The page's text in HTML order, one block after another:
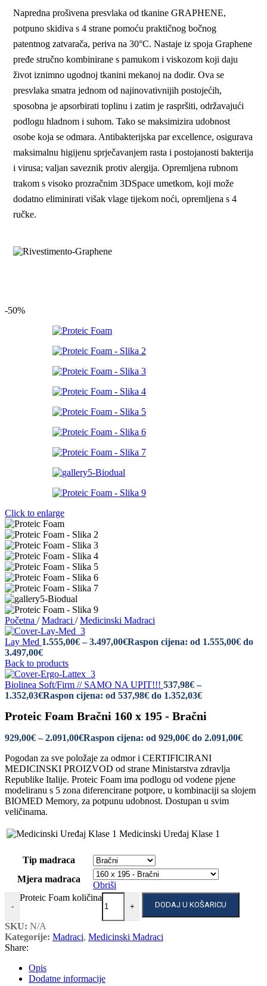
Napredna prošivena presvlaka od tkanine GRAPHENE,
potpuno skidiva s 4 strane pomoću praktičnog bočnog
patentnog zatvarača, periva na 30°C. Nastaje iz spoja Graphene
pređe stručno kombinirane s pamukom i viskozom koji daju
život iznimno ugodnoj tkanini mekanoj na dodir. Ova se
presvlaka smatra jednom od najinovativnijih postojećih,
sposobna je apsorbirati toplinu i zatim je raspršiti, održavajući
podlogu hladnom i suhom. Tako se maksimizira udobnost
osobe koja se odmara. Antibakterijska par excellence, osigurava
maksimalnu higijenu sprječavanjem rasta i postojanosti bakterija
i virusa; valjan saveznik protiv alergija. Opremljena rubnom
trakom s visoko prozračnim 3DSpace umetkom, koji može
dodatno eliminirati višak vlage tijekom noći, opremljena s 4
ručke.
-50%
Click to enlarge
Početna / Madraci / Medicinski Madraci
Lay Med 1.555,00€ – 3.497,00€Raspon cijena: od 1.555,00€ do
3.497,00€
Back to products
Biolinea Soft/Firm // SAMO NA UPIT!!! 537,98€ –
1.352,03€Raspon cijena: od 537,98€ do 1.352,03€
Proteic Foam Bračni 160 x 195 - Bračni
929,00€ – 2.091,00€Raspon cijena: od 929,00€ do 2.091,00€
Pogodan za sve položaje za odmor i CERTIFICIRANI
MEDICINSKI PROIZVOD od strane Ministarstva zdravlja
Republike Italije. Proteic Foam ima podlogu od vodene pjene
modeliranu s 5 zona diferencirane potpore, u kombinaciji sa slojem
BIOMED Memory, za potpunu udobnost. Dostupan u svim
veličinama.
Medicinski Uređaj Klase 1
Tip madraca
Mjera madraca
Obriši
-
Proteic Foam količina
+ DODAJ U KOŠARICU
SKU: N/A
Kategorije: Madraci, Medicinski Madraci
Share:
Opis
Dodatne informacije